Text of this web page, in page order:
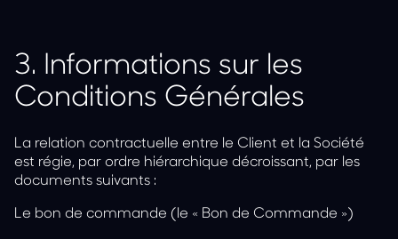
3. Informations sur les
Conditions Générales
La relation contractuelle entre le Client et la Société
est régie, par ordre hiérarchique décroissant, par les
documents suivants :
Le bon de commande (le « Bon de Commande »)